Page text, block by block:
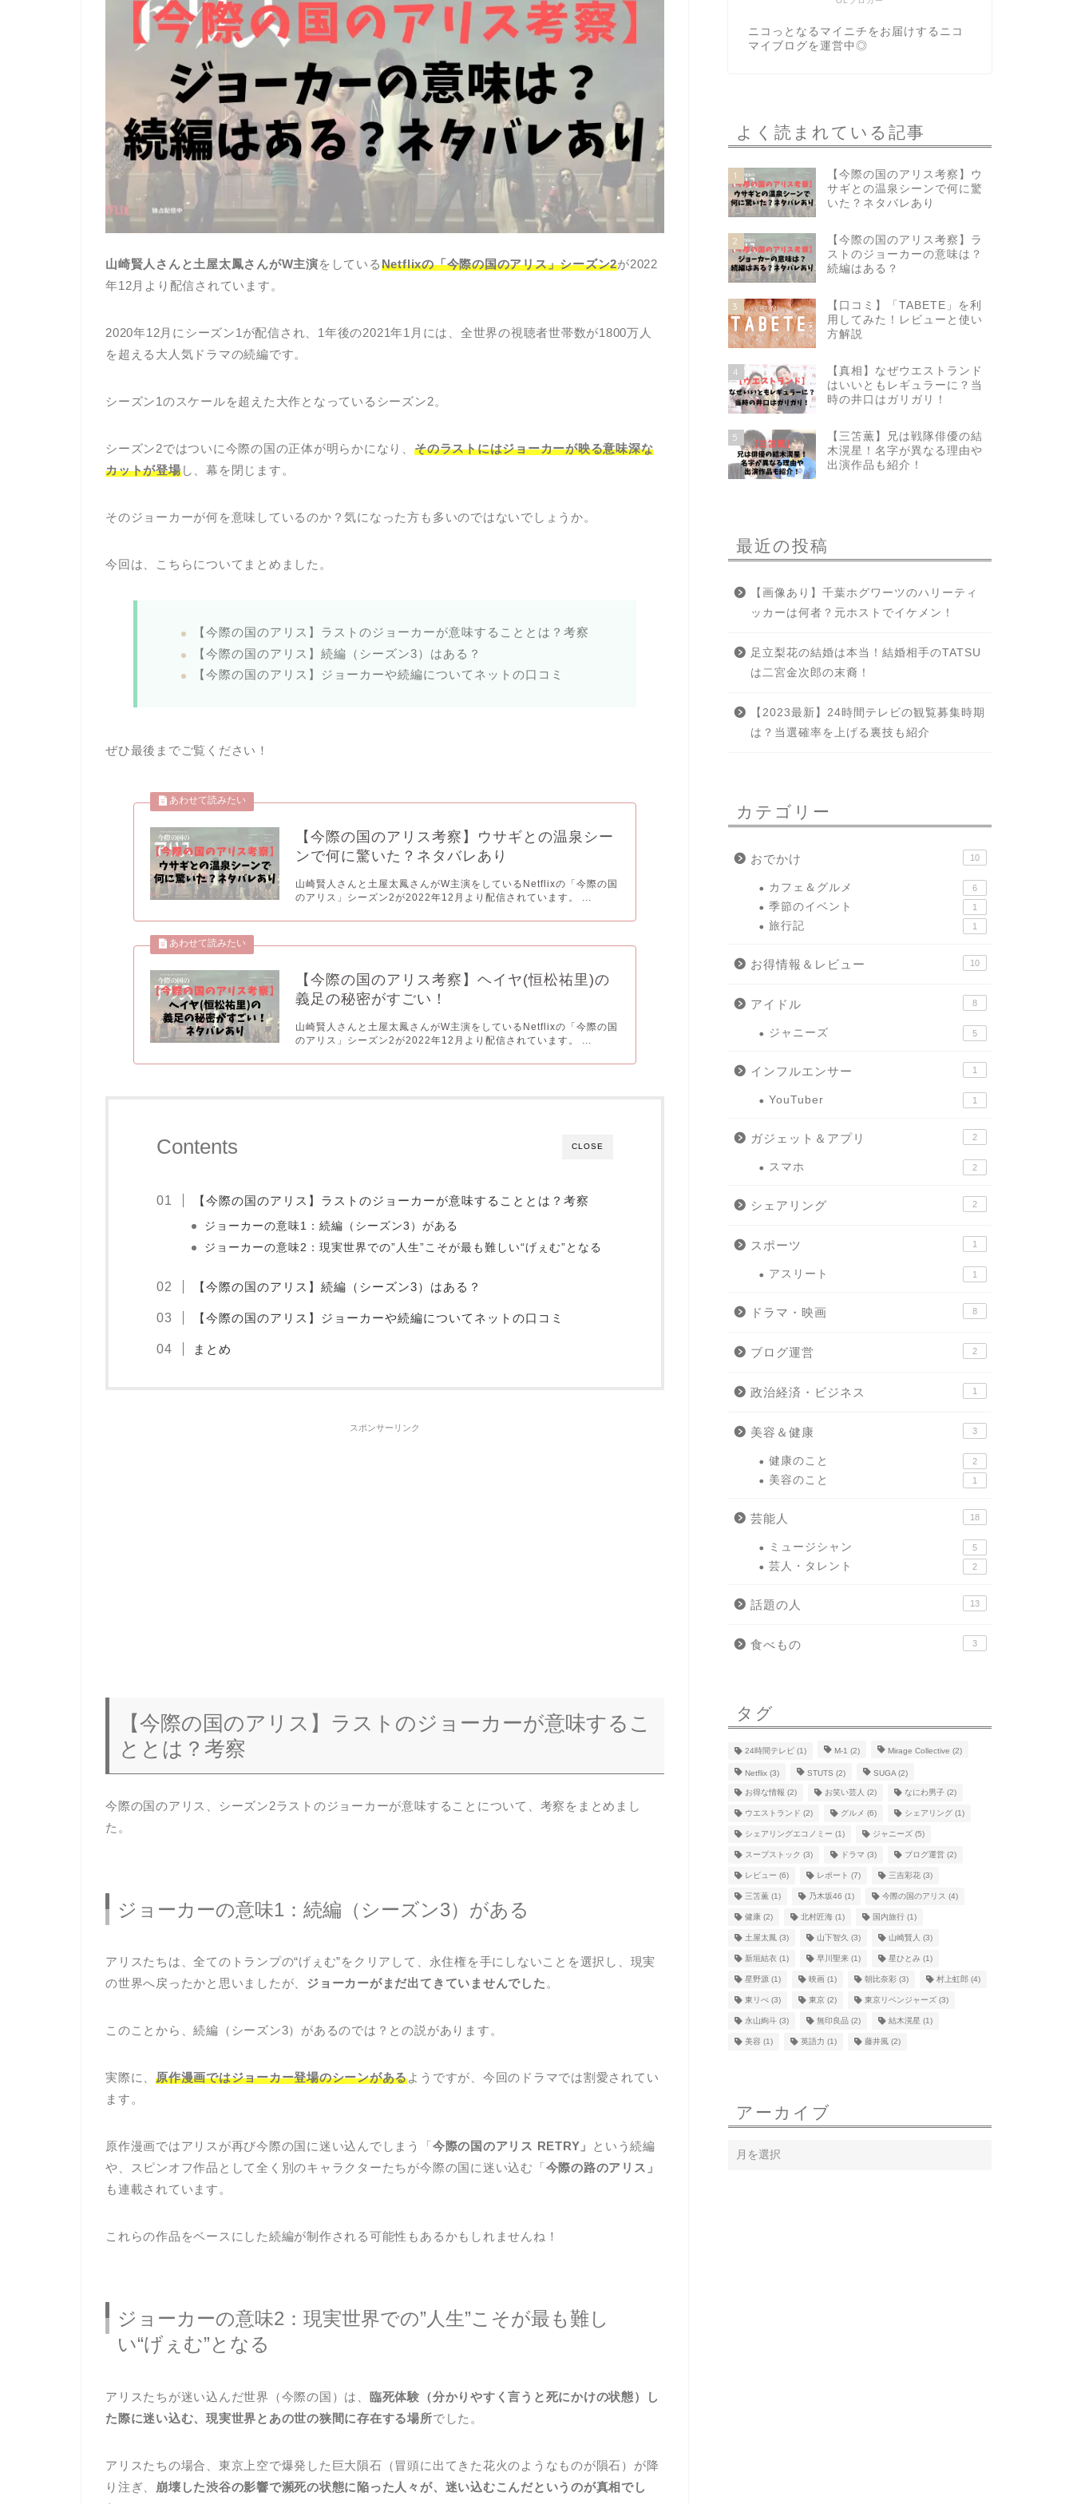
山崎賢人さんと土屋太鳳さんがW主演をしているNetflixの「今際の国のアリス」シーズン2が2022
年12月より配信されています。
2020年12月にシーズン1が配信され、1年後の2021年1月には、全世界の視聴者世帯数が1800万人
を超える大人気ドラマの続編です。
シーズン1のスケールを超えた大作となっているシーズン2。
シーズン2ではついに今際の国の正体が明らかになり、 そのラストにはジョーカーが映る意味深な
カットが登場し、幕を閉じます。
そのジョーカーが何を意味しているのか？気になった方も多いのではないでしょうか。
今回は、こちらについてまとめました。
【今際の国のアリス】ラストのジョーカーが意味することとは？考察
【今際の国のアリス】続編（シーズン3）はある？
【今際の国のアリス】ジョーカーや続編についてネットの口コミ
ぜひ最後までご覧ください！
【今際の国のアリス考察】ウサギとの温泉シー
ンで何に驚いた？ネタバレあり
山崎賢人さんと土屋太鳳さんがW主演をしているNetflixの「今際の国
のアリス」シーズン2が2022年12月より配信されています。 ...
【今際の国のアリス考察】ヘイヤ(恒松祐里)の
義足の秘密がすごい！
山崎賢人さんと土屋太鳳さんがW主演をしているNetflixの「今際の国
のアリス」シーズン2が2022年12月より配信されています。 ...
CLOSE
Contents
【今際の国のアリス】ラストのジョーカーが意味することとは？考察
ジョーカーの意味1：続編（シーズン3）がある
ジョーカーの意味2：現実世界での”人生”こそが最も難しい“げぇむ”となる
【今際の国のアリス】続編（シーズン3）はある？
【今際の国のアリス】ジョーカーや続編についてネットの口コミ
まとめ
スポンサーリンク
【今際の国のアリス】ラストのジョーカーが意味するこ
ととは？考察
今際の国のアリス、シーズン2ラストのジョーカーが意味することについて、考察をまとめまし
た。
ジョーカーの意味1：続編（シーズン3）がある
アリスたちは、全てのトランプの“げぇむ”をクリアして、永住権を手にしないことを選択し、現実
の世界へ戻ったかと思いましたが、 ジョーカーがまだ出てきていませんでした 。
このことから、続編（シーズン3）があるのでは？との説があります。
実際に、原作漫画ではジョーカー登場のシーンがあるようですが、今回のドラマでは割愛されてい
ます。
原作漫画ではアリスが再び今際の国に迷い込んでしまう「今際の国のアリス RETRY」
という続編
や、スピンオフ作品として全く別のキャラクターたちが今際の国に迷い込む「今際の路のアリス」
も連載されています。
これらの作品をベースにした続編が制作される可能性もあるかもしれませんね！
ジョーカーの意味2：現実世界での”人生”こそが最も難し
い“げぇむ”となる
アリスたちが迷い込んだ世界（今際の国）は、 臨死体験（分かりやすく言うと死にかけの状態）し
た際に迷い込む、現実世界とあの世の狭間に存在する場所でした。
アリスたちの場合、東京上空で爆発した巨大隕石（冒頭に出てきた花火のようなものが隕石）が降
り注ぎ、
崩壊した渋谷の影響で瀕死の状態に陥った人々が、迷い込むこんだというのが真相でし
ニコっとなるマイニチをお届けするニコ
マイブログを運営中◎
よく読まれている記事
1
【今際の国のアリス考察】ウ
サギとの温泉シーンで何に驚
いた？ネタバレあり
2
【今際の国のアリス考察】ラ
ストのジョーカーの意味は？
続編はある？
3
【口コミ】「TABETE」を利
用してみた！レビューと使い
方解説
4
【真相】なぜウエストランド
はいいともレギュラーに？当
時の井口はガリガリ！
5
【三笘薫】兄は戦隊俳優の結
木滉星！名字が異なる理由や
出演作品も紹介！
最近の投稿
【画像あり】千葉ホグワーツのハリーティ
ッカーは何者？元ホストでイケメン！
足立梨花の結婚は本当！結婚相手のTATSU
は二宮金次郎の末裔！
【2023最新】24時間テレビの観覧募集時期
は？当選確率を上げる裏技も紹介
カテゴリー
おでかけ 10
カフェ＆グルメ 6
季節のイベント 1
旅行記 1
お得情報＆レビュー 10
アイドル 8
ジャニーズ 5
インフルエンサー 1
YouTuber 1
ガジェット＆アプリ 2
スマホ 2
シェアリング 2
スポーツ 1
アスリート 1
ドラマ・映画 8
ブログ運営 2
政治経済・ビジネス 1
美容＆健康 3
健康のこと 2
美容のこと 1
芸能人 18
ミュージシャン 5
芸人・タレント 2
話題の人 13
食べもの 3
タグ
24時間テレビ(1) M-1 (2) Mirage Collective (2)
Netflix(3) STUTS (2) SUGA(2)
お得な情報 (2) お笑い芸人 (2) なにわ男子(2)
ウエストランド (2) グルメ (6) シェアリング(1)
シェアリングエコノミー (1) ジャニーズ(5)
スープストック (3) ドラマ (3) ブログ運営(2)
レビュー (6) レポート (7) 三吉彩花(3)
三笘薫(1) 乃木坂46 (1) 今際の国のアリス (4)
健康(2) 北村匠海(1) 国内旅行(1)
土屋太鳳 (3) 山下智久 (3) 山崎賢人 (3)
新垣結衣 (1) 早川聖来(1) 星ひとみ(1)
星野源(1) 映画(1) 朝比奈彩(3) 村上虹郎(4)
東リべ(3) 東京(2) 東京リベンジャーズ(3)
永山絢斗(3) 無印良品(2) 結木滉星 (1)
美容 (1) 英語力 (1) 藤井風 (2)
アーカイブ